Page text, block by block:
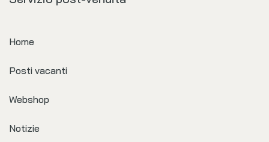
Home
Posti vacanti
Webshop
Notizie